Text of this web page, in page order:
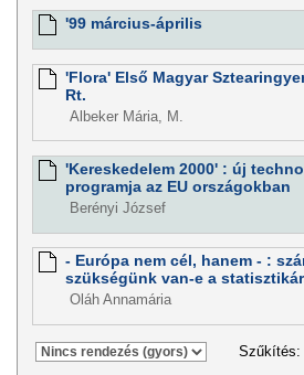
'99 március-április
'Flora' Első Magyar
Rt.
Albeker Mária, M.
'Kereskedelem 2000' : új
programja az EU országokban
Berényi József
- Európa nem cél, hanem - :
szükségünk van-e a
Oláh Annamária
Szűkítés: